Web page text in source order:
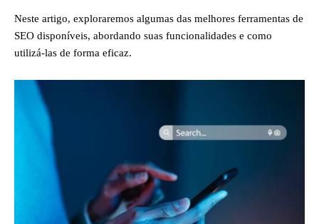
Neste artigo, exploraremos algumas das melhores ferramentas de
SEO disponíveis, abordando suas funcionalidades e como
utilizá-las de forma eficaz.